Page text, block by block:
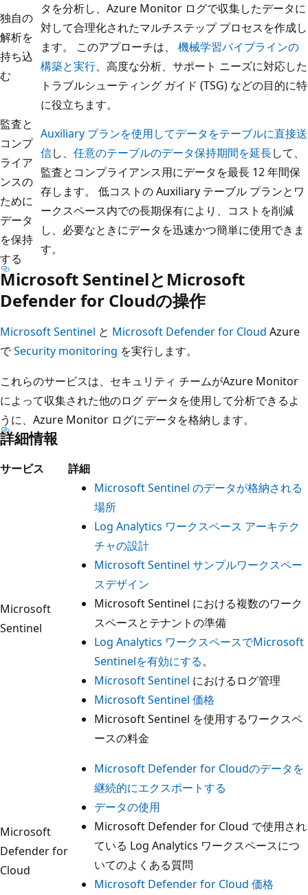
独自の
解析を
持ち込
む
タを分析し、Azure Monitor ログで収集したデータに
対して合理化されたマルチステップ プロセスを作成し
ます。 このアプローチは、 機械学習パイプラインの
構築と実行、高度な分析、サポート ニーズに対応した
トラブルシューティング ガイド (TSG) などの目的に特
に役立ちます。
監査と
コンプ
ライア
ンスの
ために
データ
を保持
する
Auxiliary プランを使用してデータをテーブルに直接送
信し、 任意のテーブルのデータ保持期間を延長して、
監査とコンプライアンス用にデータを最長 12 年間保
存します。 低コストの Auxiliary テーブル プランとワ
ークスペース内での長期保有により、コストを削減
し、必要なときにデータを迅速かつ簡単に使用できま
す。
Microsoft SentinelとMicrosoft
Defender for Cloudの操作
Microsoft Sentinel と Microsoft Defender for Cloud Azure
でSecurity monitoring を実行します。
これらのサービスは、セキュリティ チームがAzure Monitor
によって収集された他のログ データを使用して分析できるよ
うに、Azure Monitor ログにデータを格納します。
詳細情報
サービス 詳細
Microsoft
Sentinel
Microsoft Sentinel のデータが格納される
場所
Log Analytics ワークスペース アーキテク
チャの設計
Microsoft Sentinel サンプルワークスペー
スデザイン
Microsoft Sentinel における複数のワーク
スペースとテナントの準備
Log Analytics ワークスペースでMicrosoft
Sentinelを有効にする。
Microsoft Sentinel におけるログ管理
Microsoft Sentinel 価格
Microsoft Sentinel を使用するワークスペ
ースの料金
Microsoft
Defender for
Cloud
Microsoft Defender for Cloudのデータを
継続的にエクスポートする
データの使用
Microsoft Defender for Cloud で使用され
ている Log Analytics ワークスペースにつ
いてのよくある質問
Microsoft Defender for Cloud 価格